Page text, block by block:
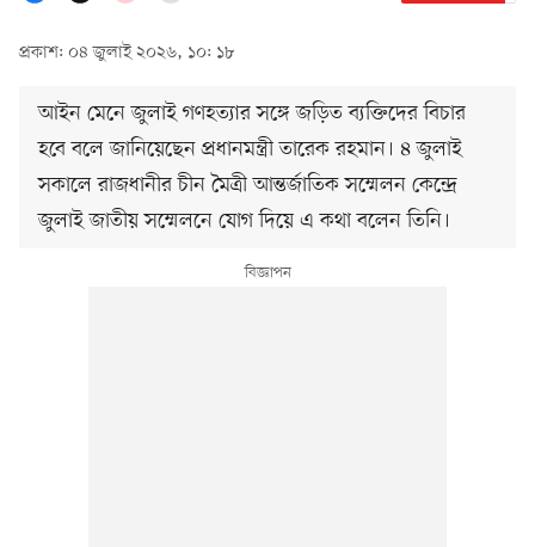
প্রকাশ: ০৪ জুলাই ২০২৬, ১০: ১৮
আইন মেনে জুলাই গণহত্যার সঙ্গে জড়িত ব্যক্তিদের বিচার
হবে বলে জানিয়েছেন প্রধানমন্ত্রী তারেক রহমান। ৪ জুলাই
সকালে রাজধানীর চীন মৈত্রী আন্তর্জাতিক সম্মেলন কেন্দ্রে
জুলাই জাতীয় সম্মেলনে যোগ দিয়ে এ কথা বলেন তিনি।